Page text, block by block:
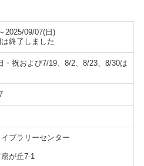
2025/09/07(日)
終了しました
・祝および7/19、8/2、8/23、8/30は
ブラリーセンター
が丘7-1